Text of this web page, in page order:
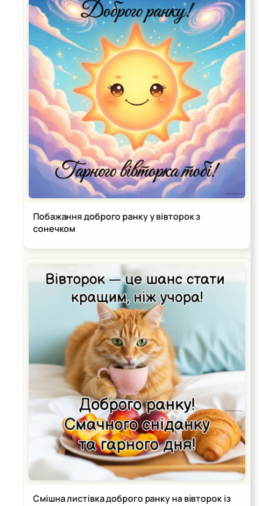
Побажання доброго ранку у вівторок з
сонечком
Смішна листівка доброго ранку на вівторок із